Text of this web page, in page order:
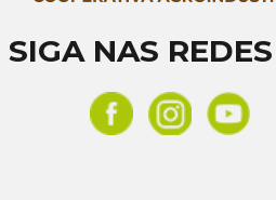
SIGA NAS